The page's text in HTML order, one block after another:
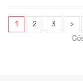
1 2 3 >